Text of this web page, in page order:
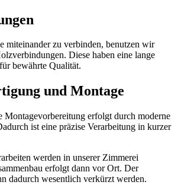
miteinander zu verbinden, benutzen wir
Diese haben eine lange
bewährte Qualität.
und Montage
Montagevorbereitung erfolgt durch moderne
ist eine präzise Verarbeitung in kurzer
werden in unserer Zimmerei
erfolgt dann vor Ort. Der
dadurch wesentlich verkürzt werden.